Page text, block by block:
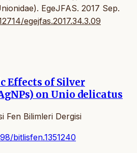
EgeJFAS. 2017 Sep.
egejfas.2017.34.3.09
Effects of Silver
on Unio delicatus
Fen Bilimleri Dergisi
bitlisfen.1351240